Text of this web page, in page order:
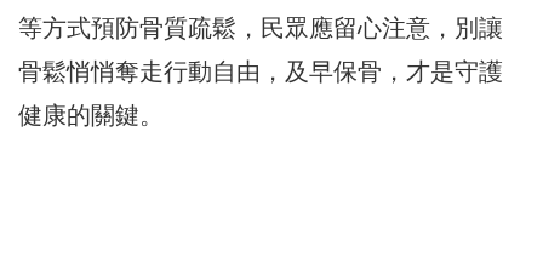
等方式預防骨質疏鬆，民眾應留心注意，別讓
骨鬆悄悄奪走行動自由，及早保骨，才是守護
健康的關鍵。